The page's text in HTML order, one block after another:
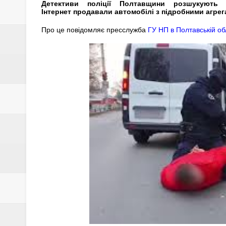
НКРЕКП встановила нові
СКІЛЬКИ КОШТУВАТИМЕ
19 СІЧНЯ – ОСТАННІЙ ДЕНЬ
У ПИРЯТИНСЬКІЙ ГРОМАДІ
19 СІЧНЯ – ХРЕЩЕННЯ
Двері ООН для Російської
Детективи поліції Полтавщини
Інтернет продавали автомобілі з підробними
Про це повідомляє пресслужба ГУ НП в Полтавській